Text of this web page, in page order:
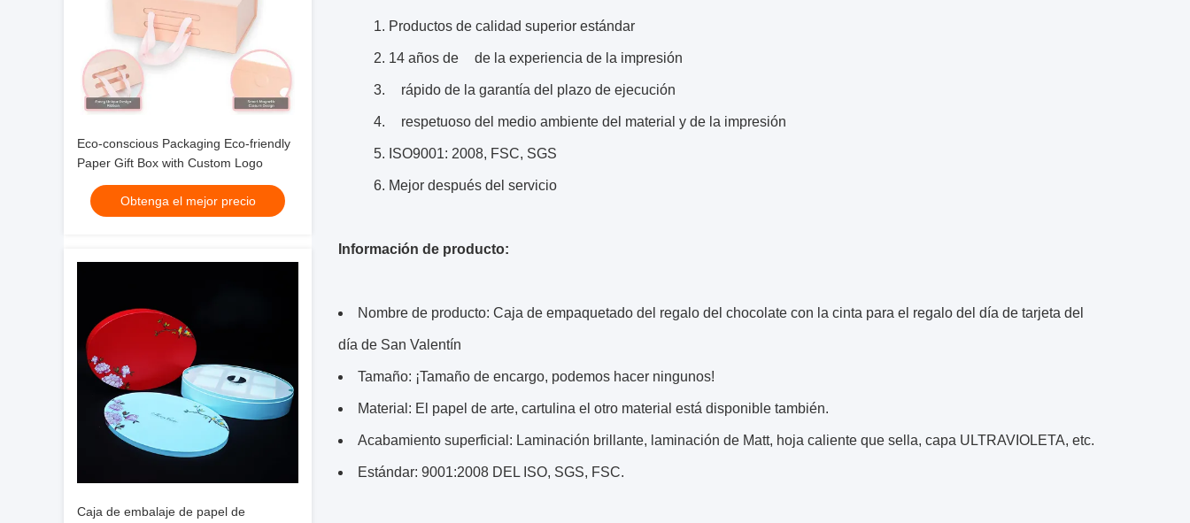
Eco-conscious Packaging Eco-friendly
Paper Gift Box with Custom Logo
Obtenga el mejor precio
Caja de embalaje de papel de
1. Productos de calidad superior estándar
2. 14 años de de la experiencia de la impresión
3. rápido de la garantía del plazo de ejecución
4. respetuoso del medio ambiente del material y de la impresión
5. ISO9001: 2008, FSC, SGS
6. Mejor después del servicio
Información de producto:
Nombre de producto: Caja de empaquetado del regalo del chocolate con la cinta para el regalo del día de tarjeta del
día de San Valentín
Tamaño: ¡Tamaño de encargo, podemos hacer ningunos!
Material: El papel de arte, cartulina el otro material está disponible también.
Acabamiento superficial: Laminación brillante, laminación de Matt, hoja caliente que sella, capa ULTRAVIOLETA, etc.
Estándar: 9001:2008 DEL ISO, SGS, FSC.